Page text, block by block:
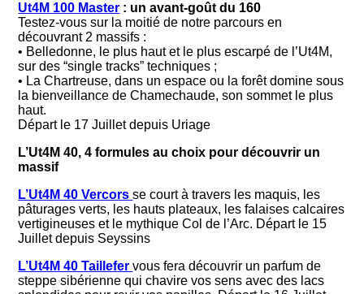
Ut4M 100 Master : un avant-goût du 160
Testez-vous sur la moitié de notre parcours en
découvrant 2 massifs :
• Belledonne, le plus haut et le plus escarpé de l’Ut4M,
sur des “single tracks” techniques ;
• La Chartreuse, dans un espace ou la forêt domine sous
la bienveillance de Chamechaude, son sommet le plus
haut.
Départ le 17 Juillet depuis Uriage
L’Ut4M 40, 4 formules au choix pour découvrir un
massif
L’Ut4M 40 Vercorsse court à travers les maquis, les
pâturages verts, les hauts plateaux, les falaises calcaires
vertigineuses et le mythique Col de l’Arc. Départ le 15
Juillet depuis Seyssins
L’Ut4M 40 Taillefervous fera découvrir un parfum de
steppe sibérienne qui chavire vos sens avec des lacs